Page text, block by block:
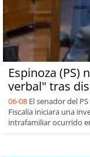
Espinoza (PS)
verbal" tras
06-08 El senador del
Fiscalía iniciara una
intrafamiliar ocurrido